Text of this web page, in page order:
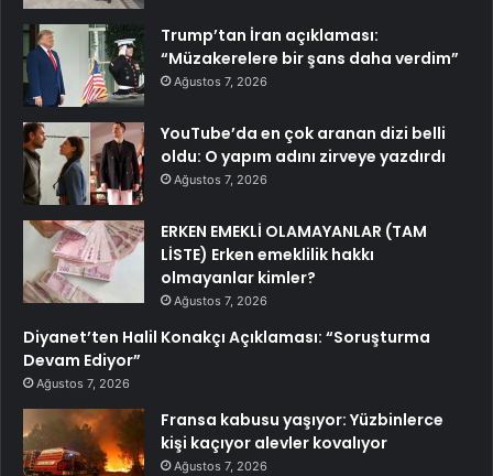
Trump’tan İran açıklaması:
“Müzakerelere bir şans daha verdim”
Ağustos 7, 2026
YouTube’da en çok aranan dizi belli
oldu: O yapım adını zirveye yazdırdı
Ağustos 7, 2026
ERKEN EMEKLİ OLAMAYANLAR (TAM
LİSTE) Erken emeklilik hakkı
olmayanlar kimler?
Ağustos 7, 2026
Diyanet’ten Halil Konakçı Açıklaması: “Soruşturma
Devam Ediyor”
Ağustos 7, 2026
Fransa kabusu yaşıyor: Yüzbinlerce
kişi kaçıyor alevler kovalıyor
Ağustos 7, 2026